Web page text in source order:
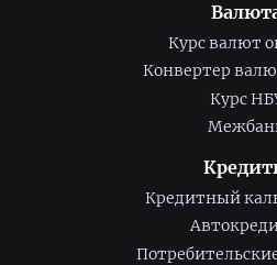
Курс валют
Конвертер
Курс
Кредитный